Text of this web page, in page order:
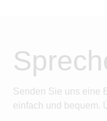
Senden Sie uns eine
einfach und bequem.